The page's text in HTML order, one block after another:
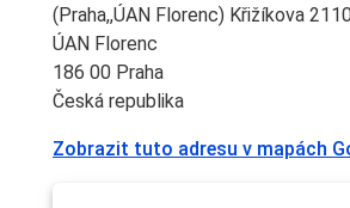
(Praha,,ÚAN Florenc) Křižíkova
ÚAN Florenc
186 00 Praha
Česká republika
Zobrazit tuto adresu v mapách